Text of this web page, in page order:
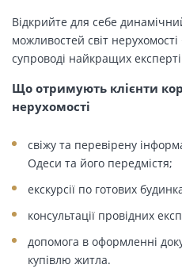
Відкрийте для себе
можливостей світ
супроводі найкращих
Що отримують клієнти
нерухомості
свіжу та перевірену
Одеси та його передмістя;
екскурсії по готових
консультації провідних
допомога в оформленні
купівлю житла.